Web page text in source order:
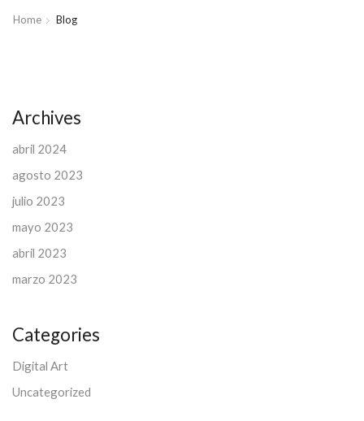
Home Blog
Archives
abril 2024
agosto 2023
julio 2023
mayo 2023
abril 2023
marzo 2023
Categories
Digital Art
Uncategorized